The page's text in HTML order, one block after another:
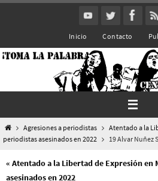
Inicio Contacto
InicioAgresiones a periodistas
Atentado a la
periodistas asesinados en 2022
19 Alvar Nuñez
« Atentado a la Libertad de Expresión en
asesinados en 2022